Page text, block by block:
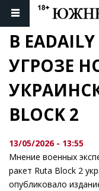
В
УГРОЗЕ
BLOCK 2
13/05/2026 - 13:55
Мнение военных
ракет Ruta Block 2
опубликовало